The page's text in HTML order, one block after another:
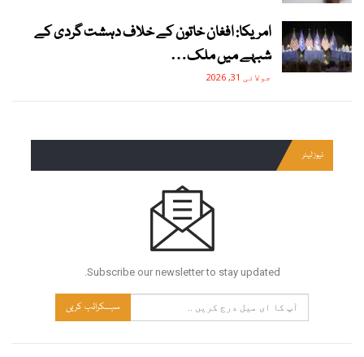
امریکا: افغان خاتون کے خلاف دہشت گردی کے
شبہے میں ملک…
جولائی 31, 2026
نیوز لیٹر
Subscribe our newsletter to stay updated.
سبسکرائب کریں